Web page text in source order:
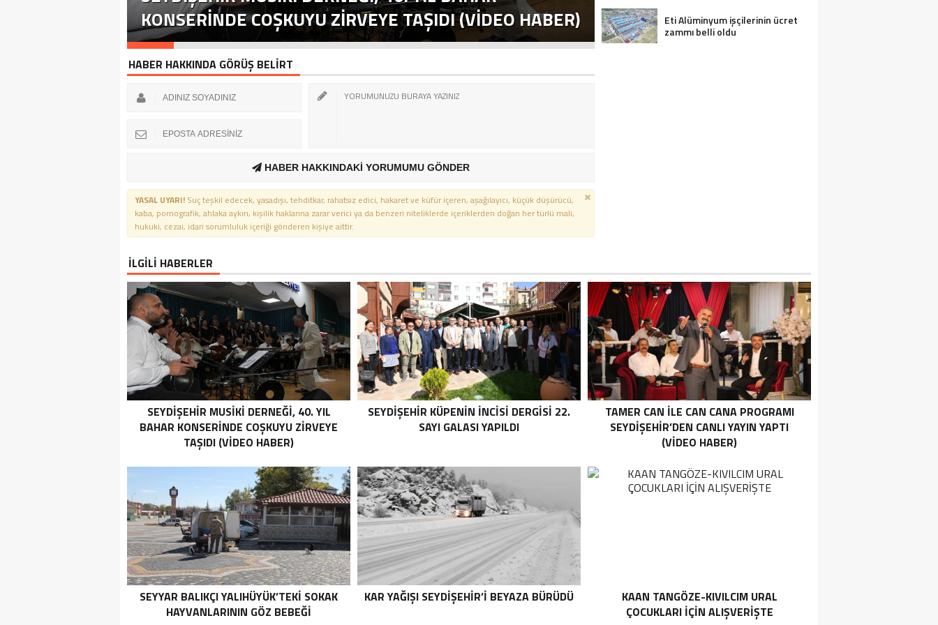
KONSERINDE COŞKUYU ZIRVEYE TAŞIDI (VİDEO HABER)
EFENDI SEYDIŞEHIR’DE ANILDI
HABER HAKKINDA GÖRÜŞ BELİRT
HABER HAKKINDAKİ YORUMUMU GÖNDER
YASAL UYARI! Suç teşkil edecek, yasadışı, tehditkar, rahatsız edici, hakaret ve küfür içeren, aşağılayıcı, küçük düşürücü,
kaba, pornografik, ahlaka aykırı, kişilik haklarına zarar verici ya da benzeri niteliklerde içeriklerden doğan her türlü mali,
hukuki, cezai, idari sorumluluk içeriği gönderen kişiye aittir.
Eti Alüminyum işçilerinin ücret
zammı belli oldu
İLGİLİ HABERLER
SEYDIŞEHIR MUSIKI DERNEĞI, 40. YIL
BAHAR KONSERINDE COŞKUYU ZIRVEYE
TAŞIDI (VİDEO HABER)
SEYDIŞEHIR KÜPENIN İNCISI DERGISI 22.
SAYI GALASI YAPILDI
TAMER CAN İLE CAN CANA PROGRAMI
SEYDIŞEHIR’DEN CANLI YAYIN YAPTI
(VIDEO HABER)
SEYYAR BALIKÇI YALIHÜYÜK’TEKI SOKAK
HAYVANLARININ GÖZ BEBEĞI
KAR YAĞIŞI SEYDIŞEHIR’I BEYAZA BÜRÜDÜ
KAAN TANGÖZE-KIVILCIM URAL
ÇOCUKLARI IÇIN ALIŞVERIŞTE